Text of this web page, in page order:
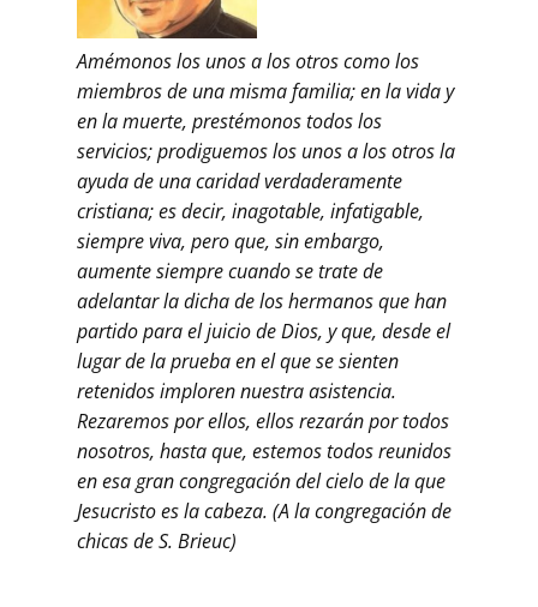
Amémonos los unos a los otros como los
miembros de una misma familia; en la vida y
en la muerte, prestémonos todos los
servicios; prodiguemos los unos a los otros la
ayuda de una caridad verdaderamente
cristiana; es decir, inagotable, infatigable,
siempre viva, pero que, sin embargo,
aumente siempre cuando se trate de
adelantar la dicha de los hermanos que han
partido para el juicio de Dios, y que, desde el
lugar de la prueba en el que se sienten
retenidos imploren nuestra asistencia.
Rezaremos por ellos, ellos rezarán por todos
nosotros, hasta que, estemos todos reunidos
en esa gran congregación del cielo de la que
Jesucristo es la cabeza. (A la congregación de
chicas de S. Brieuc)